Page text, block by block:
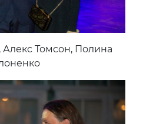
Томсон, Полина